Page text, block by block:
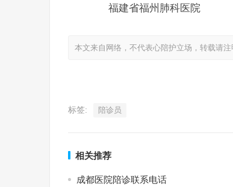
福建省福州肺科医院
本文来自网络，不代表心陪护立场，转载请
标签: 陪诊员
相关推荐
成都医院陪诊联系电话